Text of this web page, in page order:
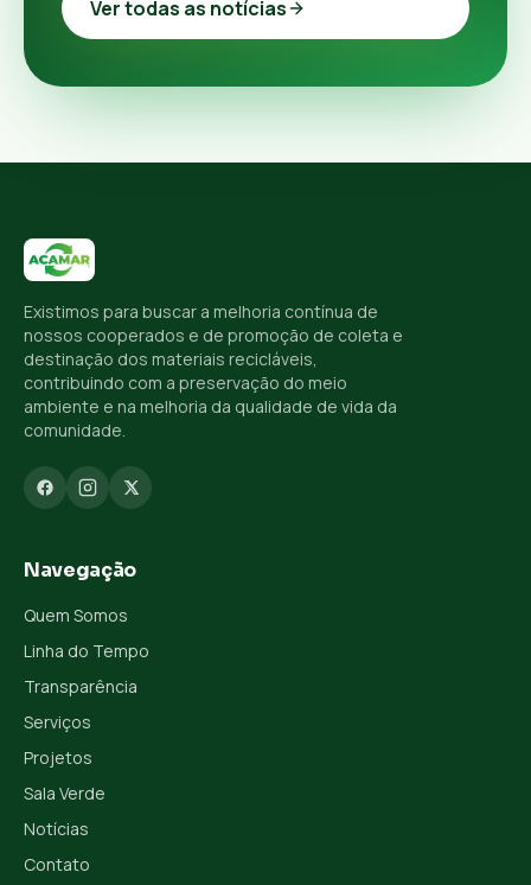
Ver todas as notícias
Existimos para buscar a melhoria contínua de
nossos cooperados e de promoção de coleta e
destinação dos materiais recicláveis,
contribuindo com a preservação do meio
ambiente e na melhoria da qualidade de vida da
comunidade.
Navegação
Quem Somos
Linha do Tempo
Transparência
Serviços
Projetos
Sala Verde
Notícias
Contato